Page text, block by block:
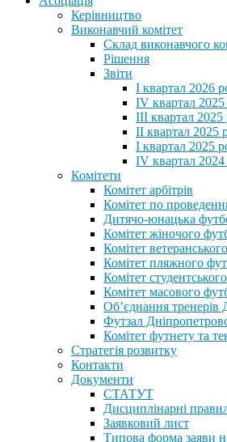
Керівництво
Виконавчий комітет
Склад виконавчого
Рішення
Звіти
I квартал 2026
IV квартал
III квартал 2025
II квартал 2025
I квартал 2025
IV квартал
Комітети
Комітет арбітрів
Комітет по
Дитячо-юнацька
Комітет жіночого
Комітет
Комітет пляжного
Комітет
Комітет масового
Обʼєднання
Футзал
Комітет футнету та
Стратегія розвитку
Контакти
Документи
СТАТУТ
Дисциплінарні
Заявковий лист
Типова форма заяви